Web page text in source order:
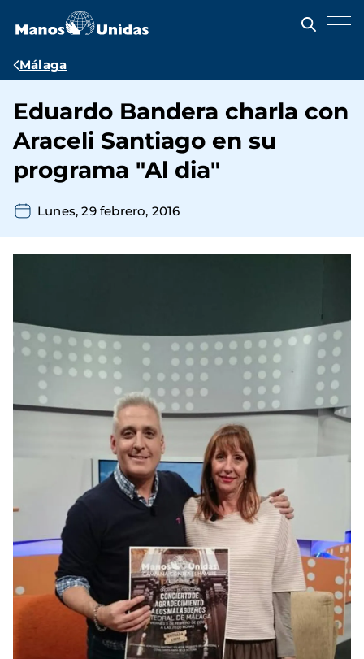
contenido
Ruta
navegación
Málaga
Eduardo Bandera charla con
Araceli Santiago en su
programa "Al dia"
Lunes, 29 febrero, 2016